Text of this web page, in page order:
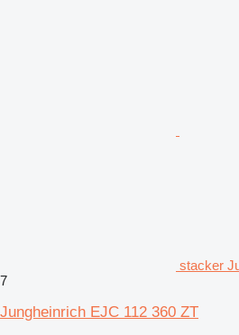
stacker
7
Jungheinrich EJC 112 360 ZT